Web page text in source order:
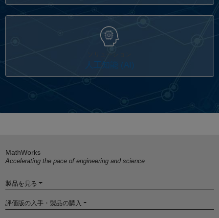
ソリューション
人工知能 (AI)
MathWorks
Accelerating the pace of engineering and science
製品を見る
評価版の入手・製品の購入